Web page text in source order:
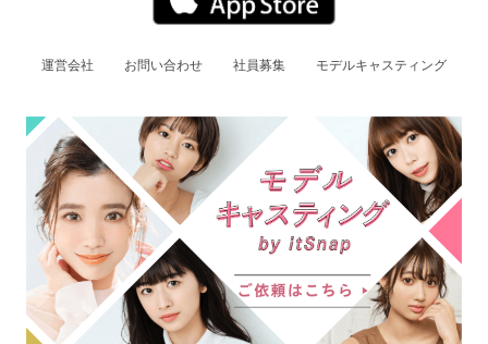
運営会社 お問い合わせ 社員募集 モデルキャスティング